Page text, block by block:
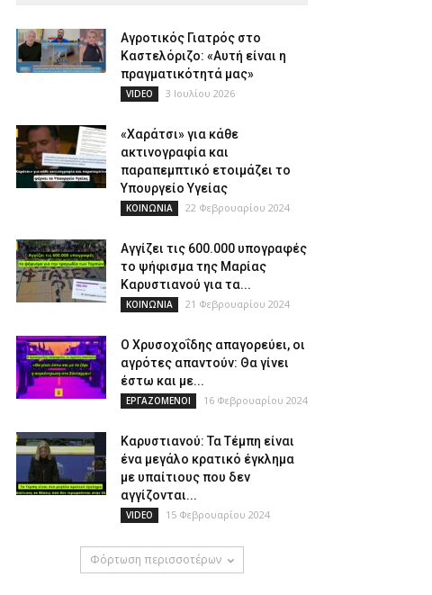
Αγροτικός Γιατρός στο
Καστελόριζο: «Αυτή είναι η
πραγματικότητά μας»
VIDEO 3 Ιουλίου 2026
«Χαράτσι» για κάθε
ακτινογραφία και
παραπεμπτικό ετοιμάζει το
Υπουργείο Υγείας
ΚΟΙΝΩΝΙΑ 22 Φεβρουαρίου 2024
Αγγίζει τις 600.000 υπογραφές
το ψήφισμα της Μαρίας
Καρυστιανού για τα...
ΚΟΙΝΩΝΙΑ 21 Φεβρουαρίου 2024
Ο Χρυσοχοΐδης απαγορεύει, οι
αγρότες απαντούν: Θα γίνει
έστω και με...
ΕΡΓΑΖΟΜΕΝΟΙ 16 Φεβρουαρίου 2024
Καρυστιανού: Τα Τέμπη είναι
ένα μεγάλο κρατικό έγκλημα
με υπαίτιους που δεν
αγγίζονται...
VIDEO 15 Φεβρουαρίου 2024
Φόρτωση περισσοτέρων